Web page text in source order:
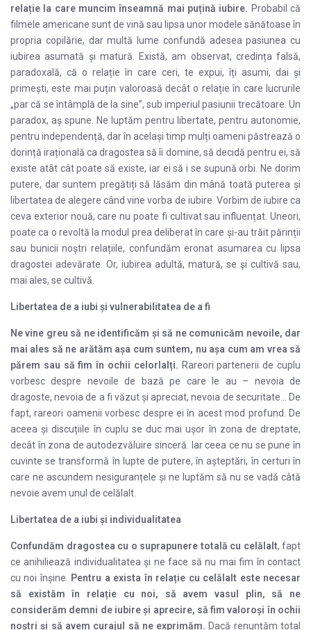
relație la care muncim înseamnă mai puțină iubire. Probabil că
filmele americane sunt de vină sau lipsa unor modele sănătoase în
propria copilărie, dar multă lume confundă adesea pasiunea cu
iubirea asumată și matură. Există, am observat, credința falsă,
paradoxală, că o relație în care ceri, te expui, îți asumi, dai și
primești, este mai puțin valoroasă decât o relație în care lucrurile
„par că se întâmplă de la sine”, sub imperiul pasiunii trecătoare. Un
paradox, aș spune. Ne luptăm pentru libertate, pentru autonomie,
pentru independență, dar în același timp mulți oameni păstrează o
dorință irațională ca dragostea să îi domine, să decidă pentru ei, să
existe atât cât poate să existe, iar ei să i se supună orbi. Ne dorim
putere, dar suntem pregătiți să lăsăm din mână toată puterea și
libertatea de alegere când vine vorba de iubire. Vorbim de iubire ca
ceva exterior nouă, care nu poate fi cultivat sau influențat. Uneori,
poate ca o revoltă la modul prea deliberat în care și-au trăit părinții
sau bunicii noștri relațiile, confundăm eronat asumarea cu lipsa
dragostei adevărate. Or, iubirea adultă, matură, se și cultivă sau,
mai ales, se cultivă.
Libertatea de a iubi și vu nerabilitatea de a fi
Ne vine greu să ne identificăm și să ne comunicăm nevoile, dar
mai ales să ne arătăm așa cum suntem, nu așa cum am vrea să
părem sau să fim în ochii celorlalți. Rareori partenerii de cuplu
vorbesc despre nevoile de bază pe care le au – nevoia de
dragoste, nevoia de a fi văzut și apreciat, nevoia de securitate… De
fapt, rareori oamenii vorbesc despre ei în acest mod profund. De
aceea și discuțiile în cuplu se duc mai ușor în zona de dreptate,
decât în zona de autodezvăluire sinceră. Iar ceea ce nu se pune în
cuvinte se transformă în lupte de putere, în așteptări, în certuri în
care ne ascundem nesiguranțele și ne luptăm să nu se vadă câtă
nevoie avem unul de celălalt.
Libertatea de a iubi și individualitatea
Confundăm dragostea cu o suprapunere totală cu celălalt, fapt
ce anihiliează individualitatea și ne face să nu mai fim în contact
cu noi înșine.
Pentru a exista în relație cu celălalt este necesar
să existăm în relație cu noi, să avem vasul plin, să ne
considerăm demni de iubire și aprecire, să fim valoroși în ochii
noștri și să avem curajul să ne exprimăm. Dacă renunțăm total